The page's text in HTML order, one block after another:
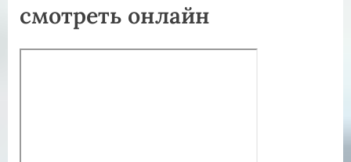
смотреть онлайн